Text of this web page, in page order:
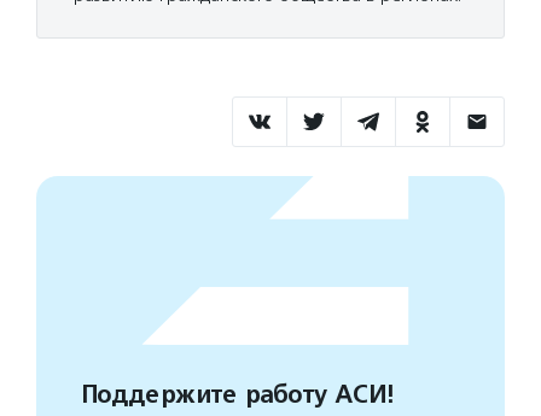
Поддержите работу АСИ!